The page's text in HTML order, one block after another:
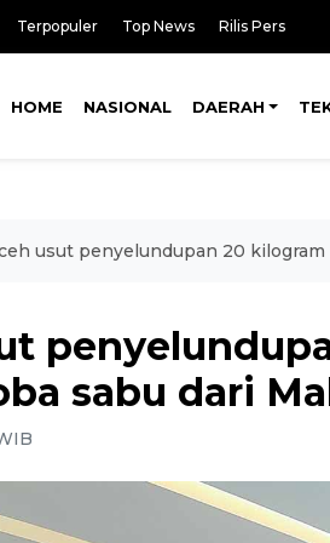
Terpopuler Top News Rilis Pers
HOME NASIONAL DAERAH
usut penyelundupan 20
sabu dari